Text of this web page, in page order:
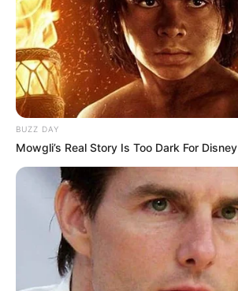
BUZZ DAY
Mowgli’s Real Story Is Too Dark For Disney